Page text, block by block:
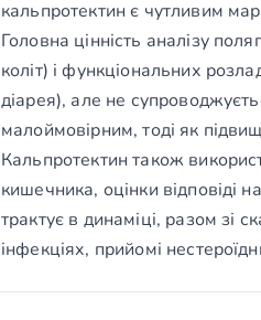
кальпротектин є чутливим
Головна цінність аналізу
коліт) і функціональних
діарея), але не
малоймовірним, тоді як
Кальпротектин також
кишечника, оцінки відповіді
трактує в динаміці, разом зі
інфекціях, прийомі